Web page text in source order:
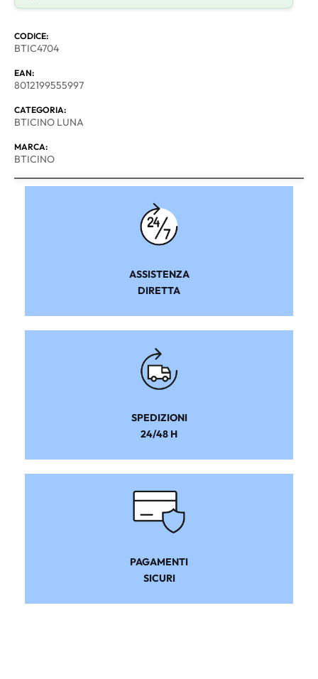
CODICE:
BTIC4704
EAN:
8012199555997
CATEGORIA:
BTICINO LUNA
MARCA:
BTICINO
ASSISTENZA
DIRETTA
SPEDIZIONI
24/48 H
PAGAMENTI
SICURI